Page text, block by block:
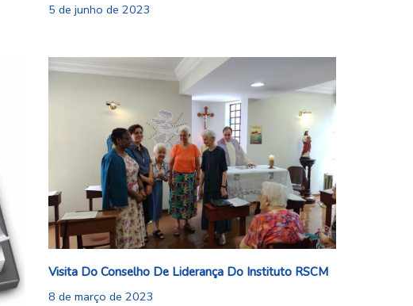
5 de junho de 2023
Visita Do Conselho De Liderança Do Instituto RSCM
8 de março de 2023